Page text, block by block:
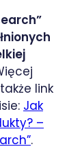
link
Jak
–
.